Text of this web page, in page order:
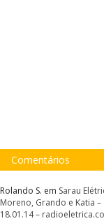
Comentários
Rolando S. em Sarau
Moreno, Grando e Katia –
18.01.14 –